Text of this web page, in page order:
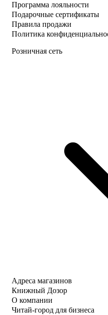
Программа лояльности
Подарочные сертификаты
Правила продажи
Политика
Розничная сеть
Адреса магазинов
Книжный Дозор
О компании
Читай-город для бизнеса